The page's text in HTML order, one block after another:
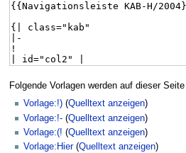
Folgende Vorlagen werden auf dieser
Vorlage:!) (Quelltext anzeigen)
Vorlage:!- (Quelltext anzeigen)
Vorlage:(! (Quelltext anzeigen)
Vorlage:Hier(Quelltext anzeigen)